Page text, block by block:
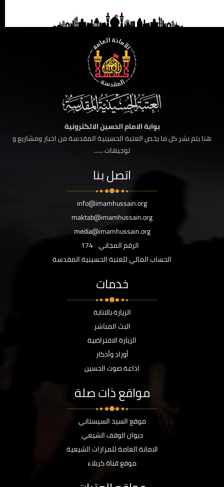
بوابة الامام الحسين الالكترونية
هنا يتم نشر كل ما يخص العتبة الحسينية المقدسة من اخبار ومشاريع و
توجيهات ......
اتصل بنا
info@imamhussain.org
maktab@imamhussain.org
media@imamhussain.org
الرقم المجاني 174
الحساب المالي للعتبة الحسينية المقدسة
خدمات
الزيارة بالانابة
البث المباشر
الزيارة الافتراضية
أوراد وأذكار
اذاعة صوت الحسين
مواقع ذات صلة
موقع السيد السيستاني
ديوان الوقف الشيعي
الامانة العامة للمزارات الشيعية
موقع قناة كربلاء